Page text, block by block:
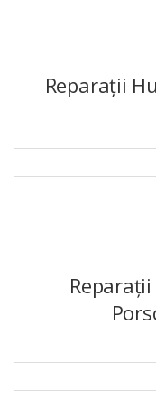
Reparații